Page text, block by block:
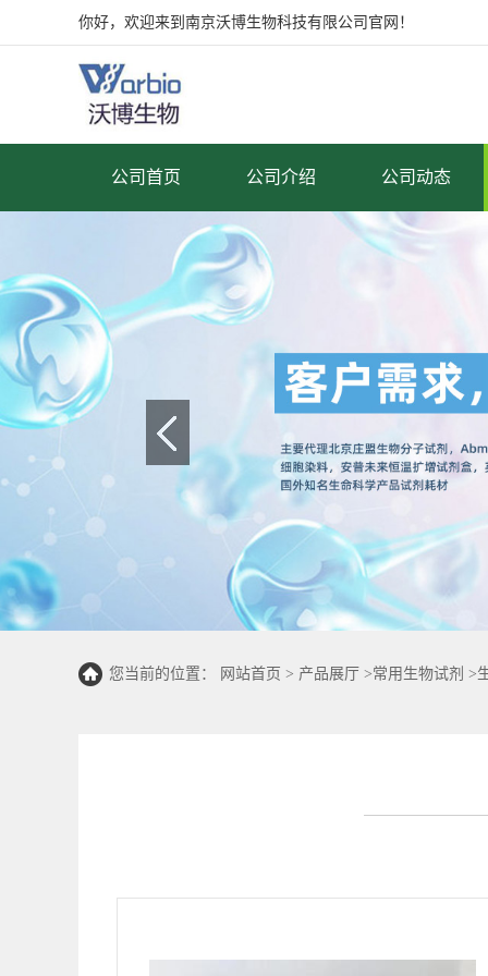
你好，欢迎来到南京沃博生物科技有限公司官网！
公司首页 公司介绍 公司动态
您当前的位置： 网站首页 > 产品展厅 >常用生物试剂 >